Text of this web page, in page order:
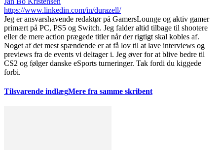
https://www.linkedin.com/in/durazell/
Jeg er ansvarshavende redaktør på GamersLounge og aktiv gamer
primært på PC, PS5 og Switch. Jeg falder altid tilbage til shootere
eller de mere action prægede titler når der rigtigt skal kobles af.
Noget af det mest spændende er at få lov til at lave interviews og
previews fra de events vi deltager i. Jeg øver for at blive bedre til
CS2 og følger danske eSports turneringer. Tak fordi du kiggede
forbi.
Tilsvarende indlægMere fra samme skribent